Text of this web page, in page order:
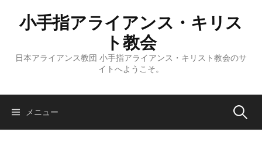
ス
小手指アライアンス・キリス
ト教会
日本アライアンス教団 小手指アライアンス・キリスト教会のサ
イトへようこそ。
メニュー 検